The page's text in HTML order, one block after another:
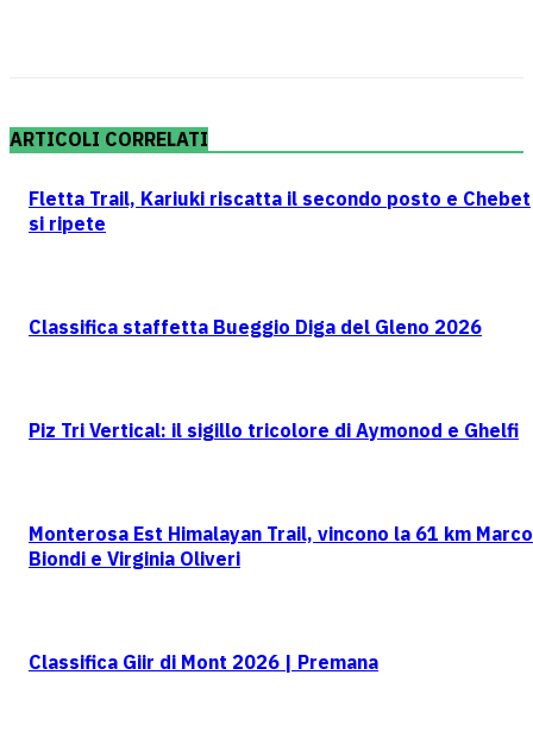
ARTICOLI CORRELATI
Fletta Trail, Kariuki riscatta il secondo posto e Chebet
si ripete
Classifica staffetta Bueggio Diga del Gleno 2026
Piz Tri Vertical: il sigillo tricolore di Aymonod e Ghelfi
Monterosa Est Himalayan Trail, vincono la 61 km Marco
Biondi e Virginia Oliveri
Classifica Giir di Mont 2026 | Premana